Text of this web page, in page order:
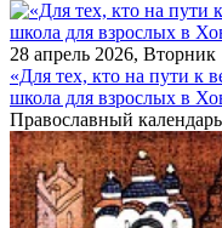
28 апрель 2026, Вторник
«Для тех, кто на пути к
школа для взрослых в
Православный календарь